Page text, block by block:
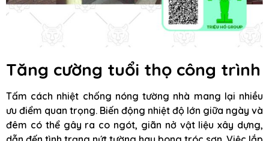
Tăng cường tuổi thọ công trình
Tấm cách nhiệt chống nóng tường nhà mang lại nhiều
ưu điểm quan trọng. Biến động nhiệt độ lớn giữa ngày và
đêm có thể gây ra co ngót, giãn nở vật liệu xây dựng,